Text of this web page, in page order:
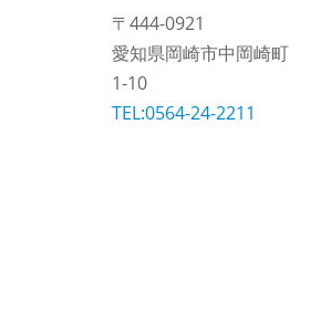
〒444-0921
愛知県岡崎市中岡崎町
1-10
TEL:0564-24-2211